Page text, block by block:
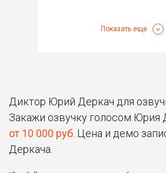
Сумерки. Сага.
Часть 2 (2012),
понижение
берег (2015)...
Дуэйн Джонсон
Показать еще
Диктор Юрий Деркач для
Закажи озвучку голосом Юрия
от 10 000 руб . Цена и демо
Деркача.